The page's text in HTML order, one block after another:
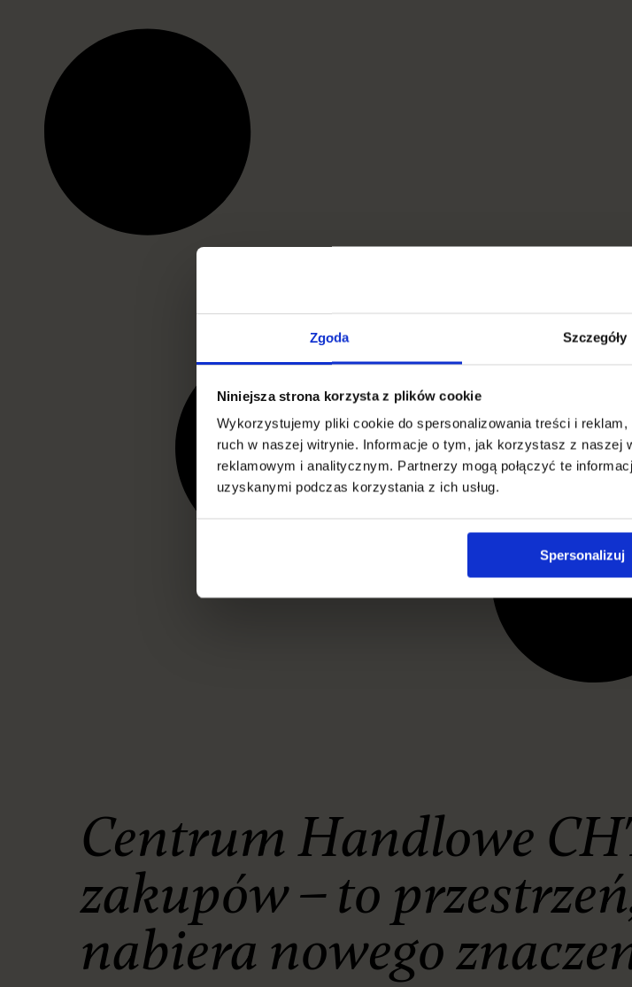
Zgoda Szczegóły
Niniejsza strona korzysta z plików cookie
Wykorzystujemy pliki cookie do spersonalizowania treści i
ruch w naszej witrynie. Informacje o tym, jak korzystasz z naszej
reklamowym i analitycznym. Partnerzy mogą połączyć te
uzyskanymi podczas korzystania z ich usług.
Spersonalizuj
Centrum Handlowe
zakupów – to
nabiera nowego